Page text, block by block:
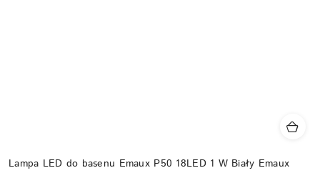
Lampa LED do basenu Emaux P50 18LED 1 W Biały Emaux